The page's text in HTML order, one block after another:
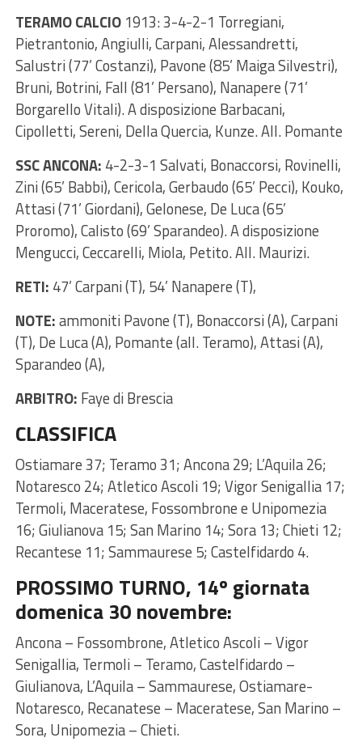
TERAMO CALCIO1913: 3-4-2-1 Torregiani,
Pietrantonio, Angiulli, Carpani, Alessandretti,
Salustri (77’ Costanzi), Pavone (85’ Maiga Silvestri),
Bruni, Botrini, Fall (81’ Persano), Nanapere (71’
Borgarello Vitali). A disposizione Barbacani,
Cipolletti, Sereni, Della Quercia, Kunze. All. Pomante
SSC ANCONA: 4-2-3-1 Salvati, Bonaccorsi, Rovinelli,
Zini (65’ Babbi), Cericola, Gerbaudo (65’ Pecci), Kouko,
Attasi (71’ Giordani), Gelonese, De Luca (65’
Proromo), Calisto (69’ Sparandeo). A disposizione
Mengucci, Ceccarelli, Miola, Petito. All. Maurizi.
RETI: 47’ Carpani (T), 54’ Nanapere (T),
NOTE:ammoniti Pavone (T), Bonaccorsi (A), Carpani
(T), De Luca (A), Pomante (all. Teramo), Attasi (A),
Sparandeo (A),
ARBITRO: Faye di Brescia
CLASSIFICA
Ostiamare 37; Teramo 31; Ancona 29; L’Aquila 26;
Notaresco 24; Atletico Ascoli 19; Vigor Senigallia 17;
Termoli, Maceratese, Fossombrone e Unipomezia
16; Giulianova 15; San Marino 14; Sora 13; Chieti 12;
Recantese 11; Sammaurese 5; Castelfidardo 4.
PROSSIMO TURNO, 14º giornata
domenica 30 novembre:
Ancona – Fossombrone, Atletico Ascoli – Vigor
Senigallia, Termoli – Teramo, Castelfidardo –
Giulianova, L’Aquila – Sammaurese, Ostiamare-
Notaresco, Recanatese – Maceratese, San Marino –
Sora, Unipomezia – Chieti.